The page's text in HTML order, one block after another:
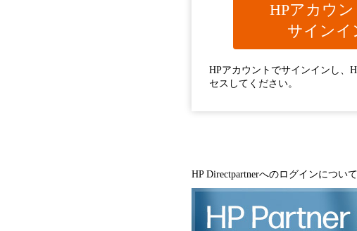
HPアカウ
サインイ
HPアカウントでサインインし、
セスしてください。
HP Directpartnerへのログインについ